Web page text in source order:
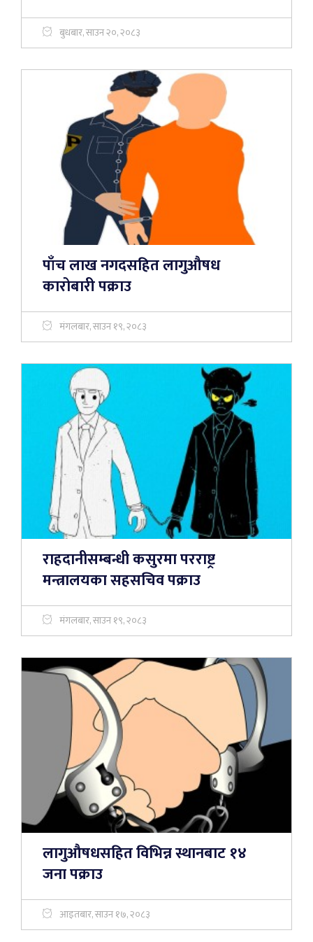
बुधबार, साउन २०, २०८३
पाँच लाख नगदसहित लागुऔषध
कारोबारी पक्राउ
मंगलबार, साउन १९, २०८३
राहदानीसम्बन्धी कसुरमा परराष्ट्र
मन्त्रालयका सहसचिव पक्राउ
मंगलबार, साउन १९, २०८३
लागुऔषधसहित विभिन्न स्थानबाट १४
जना पक्राउ
आइतबार, साउन १७, २०८३